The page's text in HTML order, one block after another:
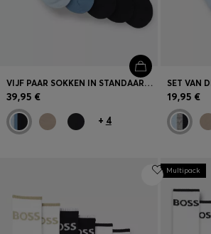
VIJF PAAR SOKKEN IN STANDAARDLENGTE VAN EEN KATOENMIX
39,95 €
+ 4
19,95 €
Multipack